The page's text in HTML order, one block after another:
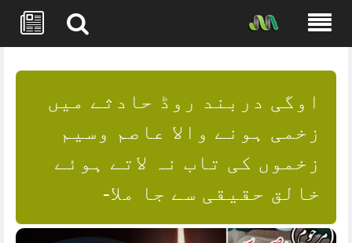
content
اوگی دربند روڈ حادثے میں
زخمی ہونے والا عاصم وسیم
زخموں کی تاب نہ لاتے ہوئے
خالق حقیقی سے جا ملا-